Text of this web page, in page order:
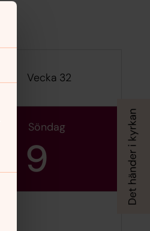
Vecka 32
söndag
9